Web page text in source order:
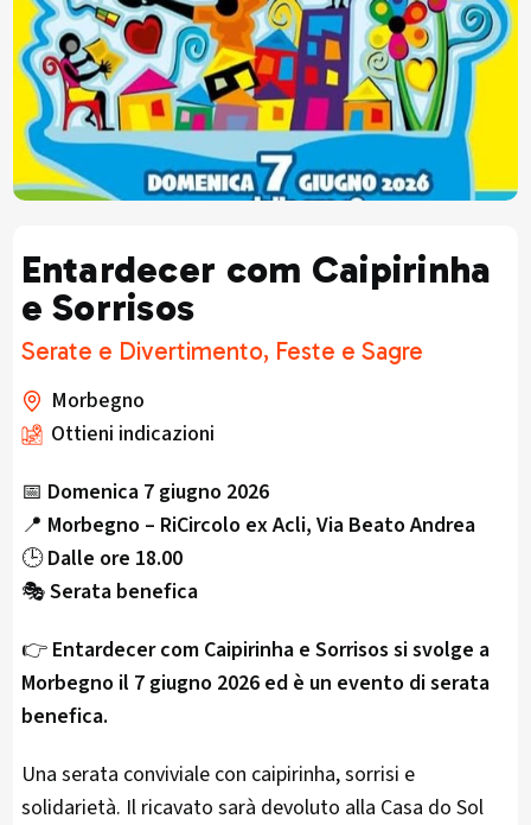
Entardecer com Caipirinha
e Sorrisos
Serate e Divertimento, Feste e Sagre
Morbegno
Ottieni indicazioni
📅 Domenica 7 giugno 2026
📍 Morbegno – RiCircolo ex Acli, Via Beato Andrea
🕒Dalle ore 18.00
🎭Serata benefica
👉 Entardecer com Caipirinha e Sorrisos si svolge a
Morbegno il 7 giugno 2026 ed è un evento di serata
benefica.
Una serata conviviale con caipirinha, sorrisi e
solidarietà. Il ricavato sarà devoluto alla Casa do Sol